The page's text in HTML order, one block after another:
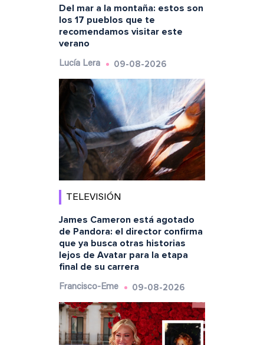
Del mar a la montaña: estos son
los 17 pueblos que te
recomendamos visitar este
verano
Lucía Lera 09-08-2026
TELEVISIÓN
James Cameron está agotado
de Pandora: el director confirma
que ya busca otras historias
lejos de Avatar para la etapa
final de su carrera
Francisco-Eme 09-08-2026